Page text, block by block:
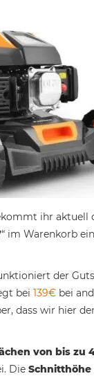
ihr aktuell
“ im Warenkorb
der
bei 139€ bei
dass wir hier
von bis zu
Die Schnitthöhe